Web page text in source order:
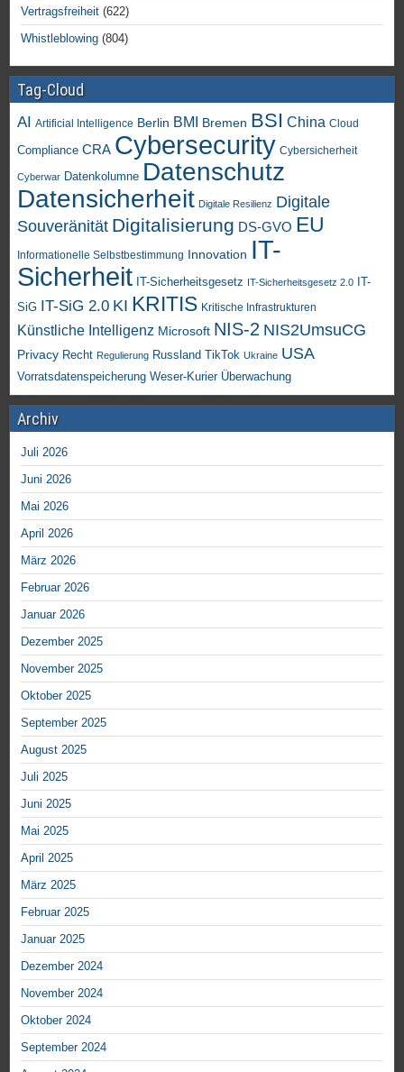
Vertragsfreiheit (622)
Whistleblowing (804)
Tag-Cloud
AI Artificial Intelligence Berlin BMI Bremen BSI China Cloud
Compliance CRA Cybersecurity Cybersicherheit
Cyberwar Datenkolumne Datenschutz
Datensicherheit Digitale Resilienz Digitale
Souveränität Digitalisierung DS-GVO EU
Informationelle Selbstbestimmung Innovation IT-
Sicherheit IT-Sicherheitsgesetz IT-Sicherheitsgesetz 2.0
IT-
SiG IT-SiG 2.0 KI KRITIS Kritische Infrastrukturen
Künstliche Intelligenz Microsoft NIS-2 NIS2UmsuCG
Privacy Recht Regulierung Russland TikTok Ukraine USA
Vorratsdatenspeicherung Weser-Kurier Überwachung
Archiv
Juli 2026
Juni 2026
Mai 2026
April 2026
März 2026
Februar 2026
Januar 2026
Dezember 2025
November 2025
Oktober 2025
September 2025
August 2025
Juli 2025
Juni 2025
Mai 2025
April 2025
März 2025
Februar 2025
Januar 2025
Dezember 2024
November 2024
Oktober 2024
September 2024